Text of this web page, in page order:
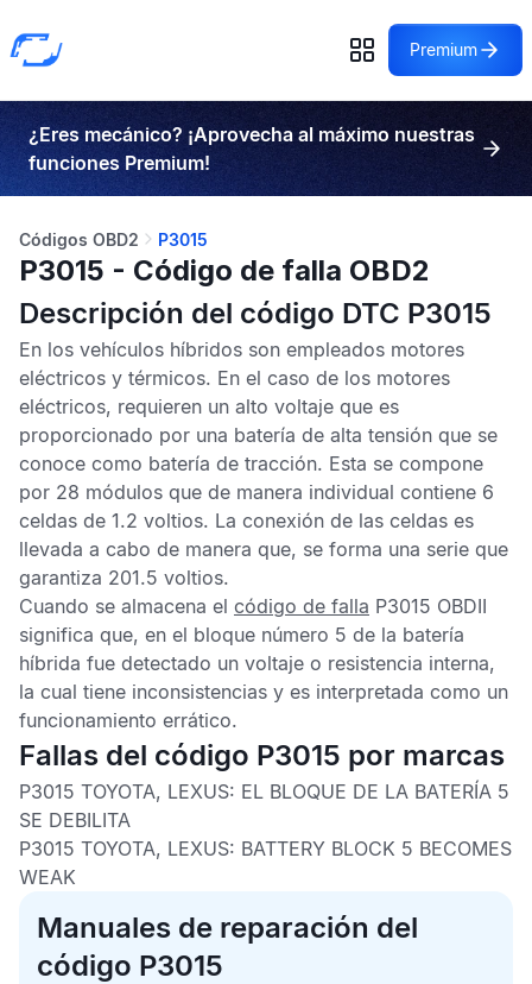
Premium
¿Eres mecánico? ¡Aprovecha al máximo nuestras
funciones Premium!
Códigos OBD2 P3015
P3015 - Código de falla OBD2
Descripción del código DTC P3015
En los vehículos híbridos son empleados motores
eléctricos y térmicos. En el caso de los motores
eléctricos, requieren un alto voltaje que es
proporcionado por una batería de alta tensión que se
conoce como batería de tracción. Esta se compone
por 28 módulos que de manera individual contiene 6
celdas de 1.2 voltios. La conexión de las celdas es
llevada a cabo de manera que, se forma una serie que
garantiza 201.5 voltios.
Cuando se almacena el código de falla P3015 OBDII
significa que, en el bloque número 5 de la batería
híbrida fue detectado un voltaje o resistencia interna,
la cual tiene inconsistencias y es interpretada como un
funcionamiento errático.
Fallas del código P3015 por marcas
P3015 TOYOTA, LEXUS: EL BLOQUE DE LA BATERÍA 5
SE DEBILITA
P3015 TOYOTA, LEXUS: BATTERY BLOCK 5 BECOMES
WEAK
Manuales de reparación del
código P3015